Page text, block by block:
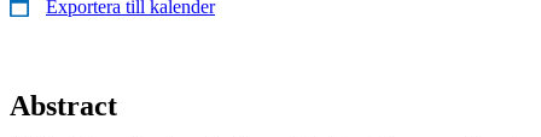
Exportera till kalender
Abstract